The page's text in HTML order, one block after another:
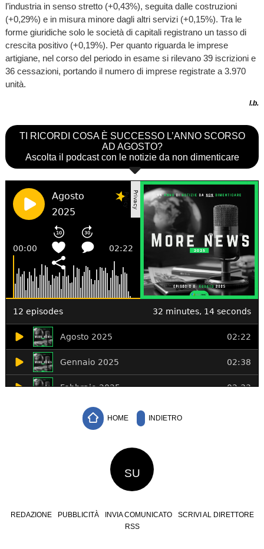
l’industria in senso stretto (+0,43%), seguita dalle costruzioni
(+0,29%) e in misura minore dagli altri servizi (+0,15%). Tra le
forme giuridiche solo le società di capitali registrano un tasso di
crescita positivo (+0,19%). Per quanto riguarda le imprese
artigiane, nel corso del periodo in esame si rilevano 39 iscrizioni e
36 cessazioni, portando il numero di imprese registrate a 3.970
unità.
l.b.
TI RICORDI COSA È SUCCESSO L’ANNO SCORSO
AD AGOSTO?
Ascolta il podcast con le notizie da non dimenticare
HOME INDIETRO
SU
REDAZIONE PUBBLICITÀ INVIA COMUNICATO
SCRIVI AL DIRETTORE
RSS